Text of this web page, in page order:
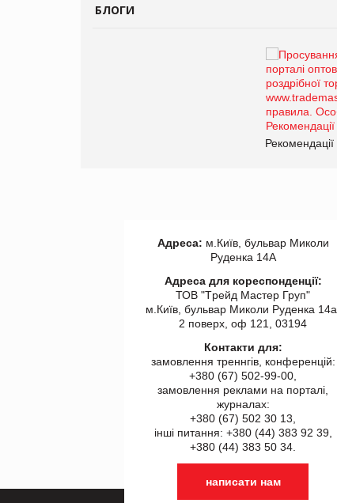
БЛОГИ
Рекомендації
Адреса: м.Київ, бульвар Миколи
Руденка 14А
Адреса для кореспонденції:
ТОВ "Tрейд Мастер Груп"
м.Київ, бульвар Миколи Руденка 14а,
2 поверх, оф 121, 03194
Контакти для:
замовлення треннгів, конференцій:
+380 (67) 502-99-00,
замовлення реклами на порталі,
журналах:
+380 (67) 502 30 13,
інші питання: +380 (44) 383 92 39,
+380 (44) 383 50 34.
написати нам